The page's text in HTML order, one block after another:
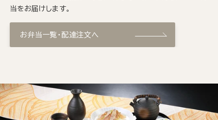
当をお届けします。
お弁当一覧・配達注文へ